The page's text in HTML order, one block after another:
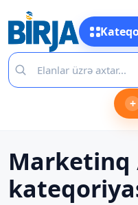
+
Marketinq